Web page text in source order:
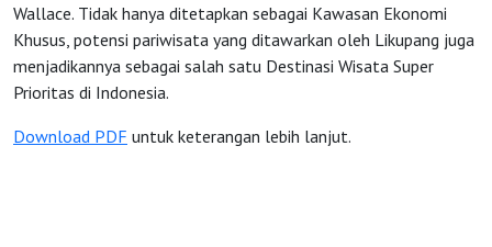
Wallace. Tidak hanya ditetapkan sebagai Kawasan Ekonomi
Khusus, potensi pariwisata yang ditawarkan oleh Likupang juga
menjadikannya sebagai salah satu Destinasi Wisata Super
Prioritas di Indonesia.
Download PDF untuk keterangan lebih lanjut.